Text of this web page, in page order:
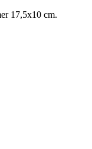
17,5x10 cm.